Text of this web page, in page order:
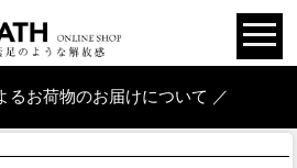
るお荷物のお届けについて ／